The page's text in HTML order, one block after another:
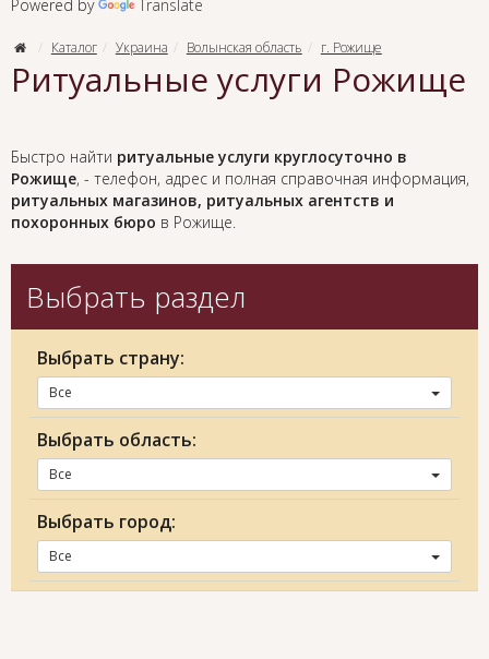
Powered by Translate
Каталог Украина Волынская область г. Рожище
Ритуальные услуги Рожище
Быстро найти ритуальные услуги круглосуточно в
Рожище, - телефон, адрес и полная справочная информация,
ритуальных магазинов, ритуальных агентств и
похоронных бюро в Рожище.
Выбрать раздел
Выбрать страну:
Все
Выбрать область:
Все
Выбрать город:
Все